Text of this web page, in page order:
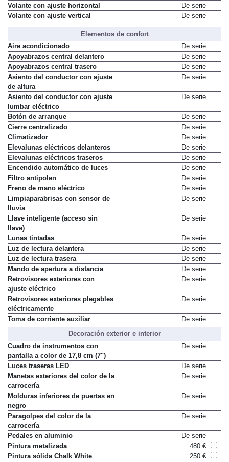
Volante con ajuste horizontal
De serie
Volante con ajuste vertical
De serie
Elementos de confort
Aire acondicionado
De serie
Apoyabrazos central delantero
De serie
Apoyabrazos central trasero
De serie
Asiento del conductor con ajuste
de altura
De serie
Asiento del conductor con ajuste
lumbar eléctrico
De serie
Botón de arranque
De serie
Cierre centralizado
De serie
Climatizador
De serie
Elevalunas eléctricos delanteros
De serie
Elevalunas eléctricos traseros
De serie
Encendido automático de luces
De serie
Filtro antipolen
De serie
Freno de mano eléctrico
De serie
Limpiaparabrisas con sensor de
lluvia
De serie
Llave inteligente (acceso sin
llave)
De serie
Lunas tintadas
De serie
Luz de lectura delantera
De serie
Luz de lectura trasera
De serie
Mando de apertura a distancia
De serie
Retrovisores exteriores con
ajuste eléctrico
De serie
Retrovisores exteriores plegables
eléctricamente
De serie
Toma de corriente auxiliar
De serie
Decoración exterior e interior
Cuadro de instrumentos con
pantalla a color de 17,8 cm (7")
De serie
Luces traseras LED
De serie
Manetas exteriores del color de la
carrocería
De serie
Molduras inferiores de puertas en
negro
De serie
Paragolpes del color de la
carrocería
De serie
Pedales en aluminio
De serie
Pintura metalizada
480 €
Pintura sólida Chalk White
250 €